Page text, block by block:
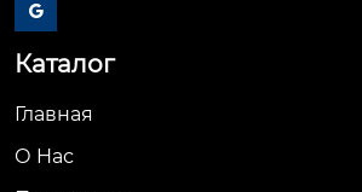

Каталог
Главная
О Hас